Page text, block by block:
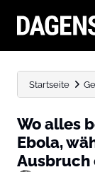
Startseite
Wo alles
Ebola,